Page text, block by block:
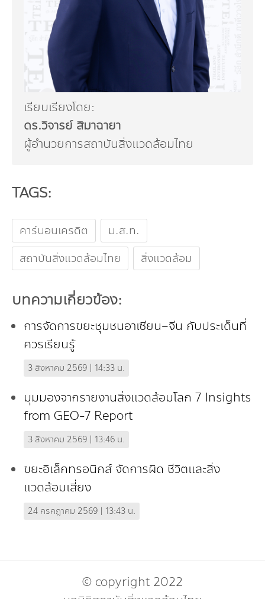
เรียบเรียงโดย:
ดร.วิจารย์ สิมาฉายา
ผู้อำนวยการสถาบันสิ่งแวดล้อมไทย
TAGS:
คาร์บอนเครดิต
ม.ส.ท.
สถาบันสิ่งแวดล้อมไทย
สิ่งแวดล้อม
บทความเกี่ยวข้อง:
การจัดการขยะชุมชนอาเซียน–จีน กับประเด็นที่
ควรเรียนรู้
3 สิงหาคม 2569 | 14:33 น.
มุมมองจากรายงานสิ่งแวดล้อมโลก 7 Insights
from GEO-7 Report
3 สิงหาคม 2569 | 13:46 น.
ขยะอิเล็กทรอนิกส์ จัดการผิด ชีวิตและสิ่ง
แวดล้อมเสี่ยง
24 กรกฎาคม 2569 | 13:43 น.
© copyright 2022